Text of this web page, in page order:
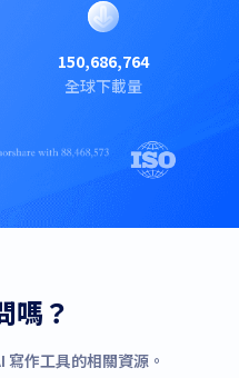
150,686,764
全球下載量
嗎？
作工具的相關資源。